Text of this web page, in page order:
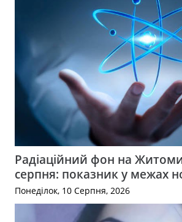
Радіаційний фон на
серпня: показник у межах
Понеділок, 10 Серпня, 2026